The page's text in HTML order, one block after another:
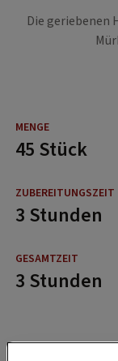
Die geriebenen
45 Stück
3 Stunden
3 Stunden